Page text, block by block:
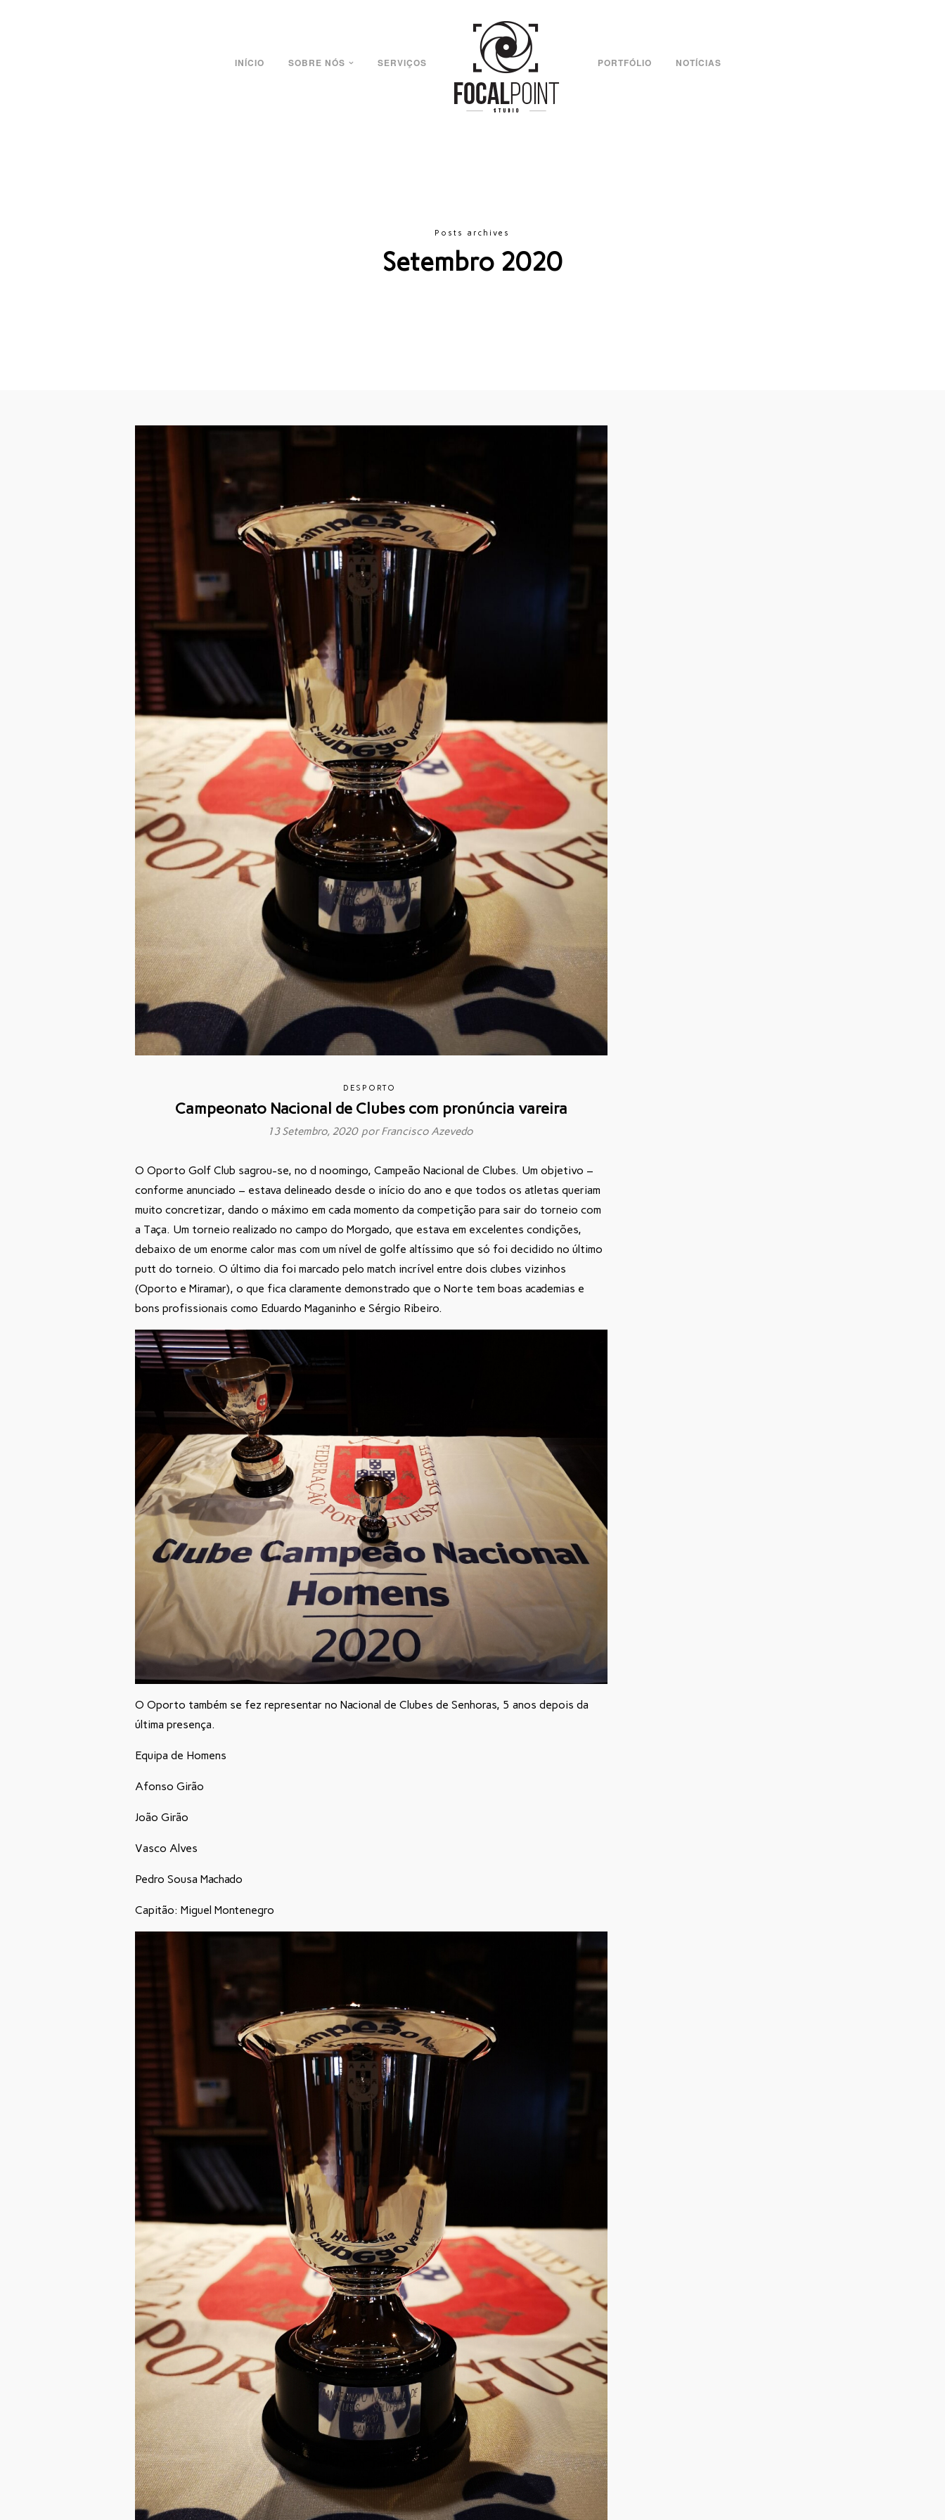
INÍCIO SOBRE NÓS SERVIÇOS PORTFÓLIO NOTÍCIAS
Posts archives
Setembro 2020
DESPORTO
Campeonato Nacional de Clubes com pronúncia vareira
13 Setembro, 2020 porFrancisco Azevedo
O Oporto Golf Club sagrou-se, no d noomingo, Campeão Nacional de Clubes. Um objetivo –
conforme anunciado – estava delineado desde o início do ano e que todos os atletas queriam
muito concretizar, dando o máximo em cada momento da competição para sair do torneio com
a Taça. Um torneio realizado no campo do Morgado, que estava em excelentes condições,
debaixo de um enorme calor mas com um nível de golfe altíssimo que só foi decidido no último
putt do torneio. O último dia foi marcado pelo match incrível entre dois clubes vizinhos
(Oporto e Miramar), o que fica claramente demonstrado que o Norte tem boas academias e
bons profissionais como Eduardo Maganinho e Sérgio Ribeiro.
O Oporto também se fez representar no Nacional de Clubes de Senhoras, 5 anos depois da
última presença.
Equipa de Homens
Afonso Girão
João Girão
Vasco Alves
Pedro Sousa Machado
Capitão: Miguel Montenegro